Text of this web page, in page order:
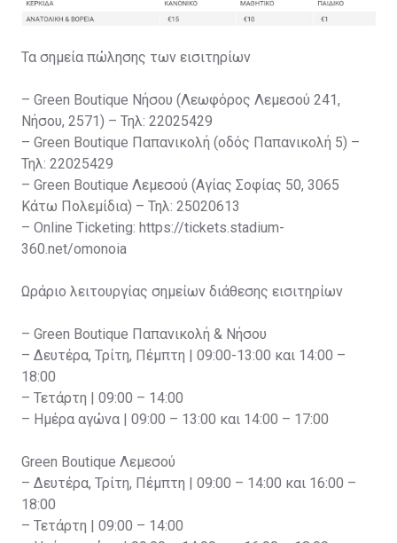
Τα σημεία πώλησης των εισιτηρίων
– Green Boutique Νήσου (Λεωφόρος Λεμεσού 241,
Νήσου, 2571) – Τηλ: 22025429
– Green Boutique Παπανικολή (οδός Παπανικολή 5) –
Τηλ: 22025429
– Green Boutique Λεμεσού (Αγίας Σοφίας 50, 3065
Κάτω Πολεμίδια) – Τηλ: 25020613
– Online Ticketing: https://tickets.stadium-
360.net/omonoia
Ωράριο λειτουργίας σημείων διάθεσης εισιτηρίων
– Green Boutique Παπανικολή & Νήσου
– Δευτέρα, Τρίτη, Πέμπτη | 09:00-13:00 και 14:00 –
18:00
– Τετάρτη | 09:00 – 14:00
– Ημέρα αγώνα | 09:00 – 13:00 και 14:00 – 17:00
Green Boutique Λεμεσού
– Δευτέρα, Τρίτη, Πέμπτη | 09:00 – 14:00 και 16:00 –
18:00
– Τετάρτη | 09:00 – 14:00